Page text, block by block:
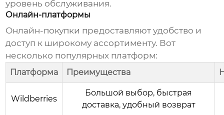
уровень обслуживания.
Онлайн-платформы
Онлайн-покупки предоставляют удобство и
доступ к широкому ассортименту. Вот
несколько популярных платформ:
Платформа Преимущества
Wildberries
Большой выбор, быстрая
доставка, удобный возврат